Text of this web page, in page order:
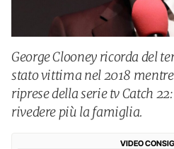
George Clooney ricorda del
stato vittima nel 2018
riprese della serie tv Catch
rivedere più la famiglia.
VIDEO